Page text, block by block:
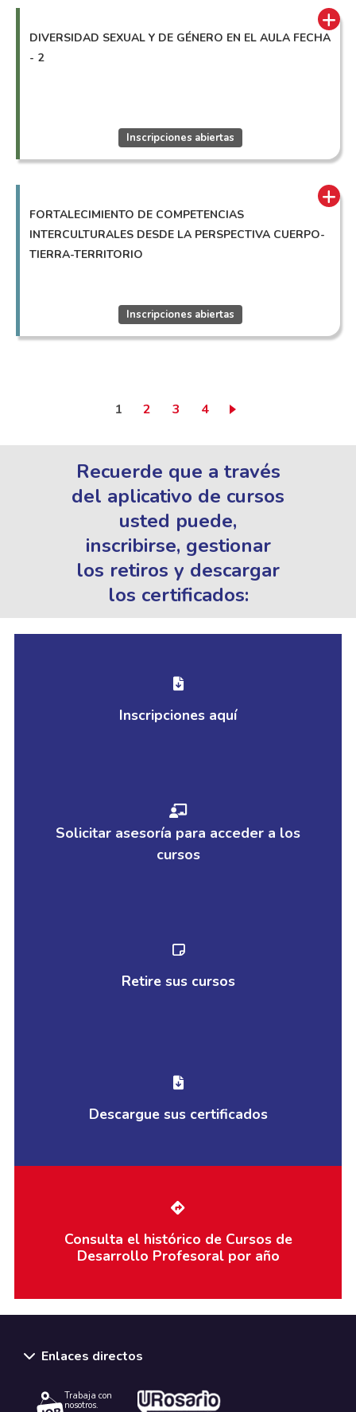
DIVERSIDAD SEXUAL Y DE GÉNERO EN EL AULA FECHA
- 2
Inscripciones abiertas
FORTALECIMIENTO DE COMPETENCIAS
INTERCULTURALES DESDE LA PERSPECTIVA CUERPO-
TIERRA-TERRITORIO
Inscripciones abiertas
Página actual
1 Page
2 Page
3 Page
4
Recuerde que a través
del aplicativo de cursos
usted puede,
inscribirse, gestionar
los retiros y descargar
los certificados:
Inscripciones aquí
Solicitar asesoría para acceder a los
cursos
Retire sus cursos
Descargue sus certificados
Consulta el histórico de Cursos de
Desarrollo Profesoral por año
Enlaces directos
Trabaja con
nosotros.